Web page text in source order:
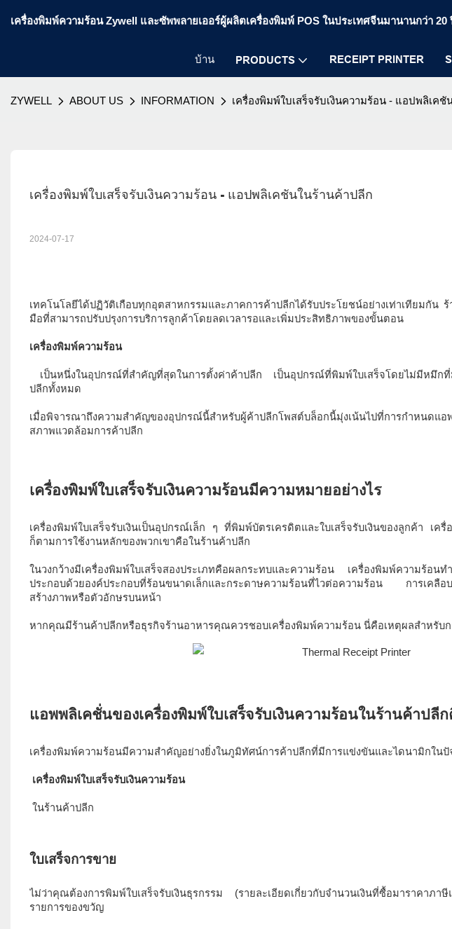
เครื่องพิมพ์ความร้อน Zywell และซัพพลายเออร์ผู้ผลิตเครื่องพิมพ์ POS ในประเทศจีนมานานกว่า 20
บ้าน PRODUCTS RECEIPT PRINTER
ZYWELL ABOUT US INFORMATION เครื่องพิมพ์ใบเสร็จรับเงินความร้อน - แอปพลิเคชั
เครื่องพิมพ์ใบเสร็จรับเงินความร้อน - แอปพลิเคชันในร้านค้าปลีก
2024-07-17
เทคโนโลยีได้ปฏิวัติเกือบทุกอุตสาหกรรมและภาคการค้าปลีกได้รับประโยชน์อย่างเท่าเทียมกัน
มือที่สามารถปรับปรุงการบริการลูกค้าโดยลดเวลารอและเพิ่มประสิทธิภาพของขั้นตอน
เครื่องพิมพ์ความร้อน
ปลีกทั้งหมด
เมื่อพิจารณาถึงความสำคัญของอุปกรณ์นี้สำหรับผู้ค้าปลีกโพสต์บล็อกนี้มุ่งเน้นไปที่การกำหนดแอ
สภาพแวดล้อมการค้าปลีก
เครื่องพิมพ์ใบเสร็จรับเงินความร้อนมีความหมายอย่างไร
เครื่องพิมพ์ใบเสร็จรับเงินเป็นอุปกรณ์เล็ก ๆ ที่พิมพ์บัตรเครดิตและใบเสร็จรับเงินของลูกค้า เค
ก็ตามการใช้งานหลักของพวกเขาคือในร้านค้าปลีก
ในวงกว้างมีเครื่องพิมพ์ใบเสร็จสองประเภทคือผลกระทบและความร้อน เครื่องพิมพ์ความร้อนท
ประกอบด้วยองค์ประกอบที่ร้อนขนาดเล็กและกระดาษความร้อนที่ไวต่อความร้อน การเคลือบ
สร้างภาพหรือตัวอักษรบนหน้า
เครื่องพิมพ์ใบเสร็จรับเงินความร้อน
ในร้านค้าปลีก
ไม่ว่าคุณต้องการพิมพ์ใบเสร็จรับเงินธุรกรรม (รายละเอียดเกี่ยวกับจำนวนเงินที่ซื้อมาราคาภา
รายการของขวัญ